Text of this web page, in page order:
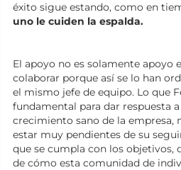
éxito sigue estando, como en
uno le cuiden la espalda.
El apoyo no es solamente apoyo
colaborar porque así se lo han
el mismo jefe de equipo. Lo que
fundamental para dar respuesta
crecimiento sano de la empresa,
estar muy pendientes de su
que se cumpla con los objetivos,
de cómo esta comunidad de